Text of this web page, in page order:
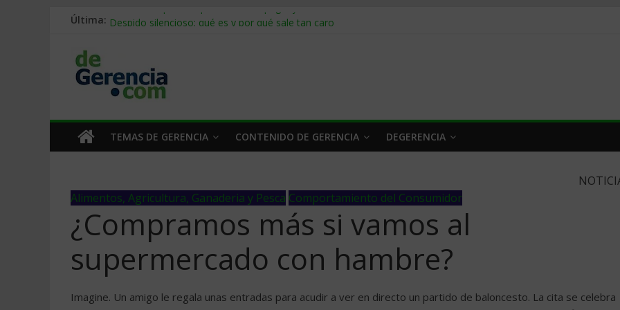
Última: Stablecoins para empresas: cómo pagar y cobrar en 2026
Trabajo forzoso en la cadena de suministro: qué hacer
Mercado hispano de EE. UU.: cómo segmentarlo y venderle
TEMAS DE GERENCIA CONTENIDO DE GERENCIA DEGERENCIA
Alimentos, Agricultura, Ganaderia y Pesca Comportamiento del Consumidor
¿Compramos más si vamos al
supermercado con hambre?
Imagine. Un amigo le regala unas entradas para acudir a ver en directo un partido de baloncesto. La cita se celebra